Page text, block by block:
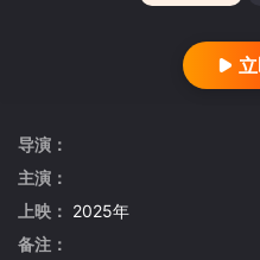
导演：
主演：
上映： 2025年
备注：